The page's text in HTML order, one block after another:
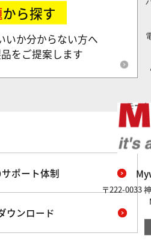
モー
〒222-0033
から探す
いか分からない方へ
をご提案します
ポート体制
ウンロード